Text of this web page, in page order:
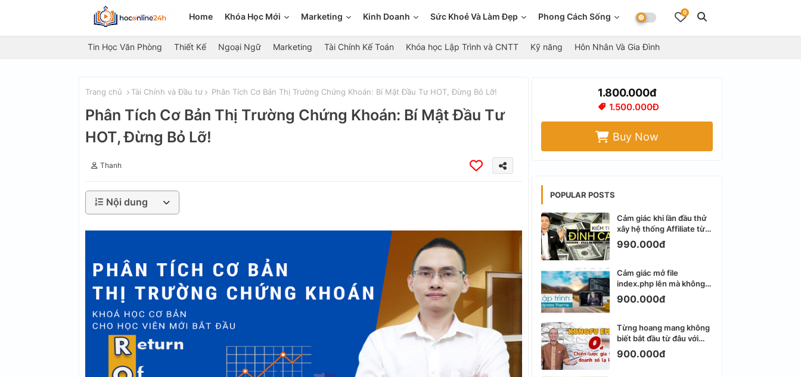
Home Khóa Học Mới Marketing Kinh Doanh Sức Khoẻ Và Làm Đẹp Phong Cách Sống 0
Tin Học Văn Phòng Thiết Kế Ngoại Ngữ Marketing Tài Chính Kế Toán Khóa học Lập Trình và CNTT Kỹ năng Hôn Nhân Và Gia Đình
Trang chủ Tài Chính và Đầu tư Phân Tích Cơ Bản Thị Trường Chứng Khoán: Bí Mật Đầu Tư HOT, Đừng Bỏ Lỡ!
Phân Tích Cơ Bản Thị Trường Chứng Khoán: Bí Mật Đầu Tư
HOT, Đừng Bỏ Lỡ!
Thanh
Nội dung
1.800.000đ
1.500.000Đ
Buy Now
POPULAR POSTS
Cảm giác khi lần đầu thử
xây hệ thống Affiliate từ
Facebook cá nhân
990.000đ
Cảm giác mở file
index.php lên mà không
biết viết gì tiếp theo
900.000đ
Từng hoang mang không
biết bắt đầu từ đâu với
Email Marketing
900.000đ